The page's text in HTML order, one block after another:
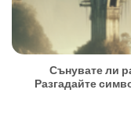
Сънувате ли
Разгадайте